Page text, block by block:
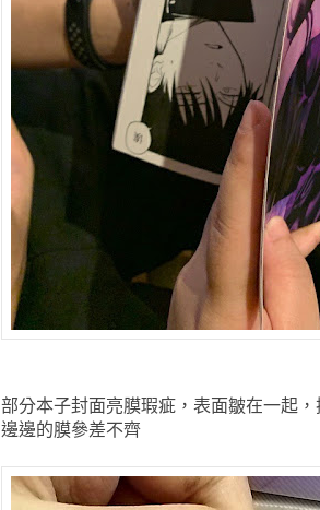
部分本子封面亮膜瑕疵，表面皺在一起
邊邊的膜參差不齊